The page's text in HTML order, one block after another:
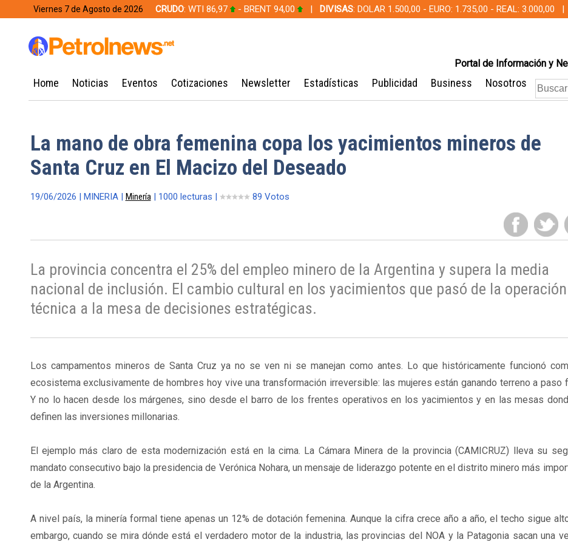
Viernes 7 de Agosto de 2026 CRUDO: WTI 86,97 - BRENT 94,00 | DIVISAS: DOLAR 1.500,00 - EURO: 1.735,00 - REAL: 3.000,00 |
Portal de Información y
Home Noticias Eventos Cotizaciones Newsletter Estadísticas Publicidad Business Nosotros
La mano de obra femenina copa los yacimientos mineros de
Santa Cruz en El Macizo del Deseado
19/06/2026 | MINERIA | Minería| 1000 lecturas | 89 Votos
La provincia concentra el 25% del empleo minero de la Argentina y supera la media
nacional de inclusión. El cambio cultural en los yacimientos que pasó de la operación
técnica a la mesa de decisiones estratégicas.
Los campamentos mineros de Santa Cruz ya no se ven ni se manejan como antes. Lo que históricamente funcionó
ecosistema exclusivamente de hombres hoy vive una transformación irreversible: las mujeres están ganando terreno a paso
Y no lo hacen desde los márgenes, sino desde el barro de los frentes operativos en los yacimientos y en las mesas
definen las inversiones millonarias.
El ejemplo más claro de esta modernización está en la cima. La Cámara Minera de la provincia (CAMICRUZ) lleva su
mandato consecutivo bajo la presidencia de Verónica Nohara, un mensaje de liderazgo potente en el distrito minero más
de la Argentina.
A nivel país, la minería formal tiene apenas un 12% de dotación femenina. Aunque la cifra crece año a año, el techo sigue
embargo, cuando se mira dónde está el verdadero motor de la industria, las provincias del NOA y la Patagonia sacan una